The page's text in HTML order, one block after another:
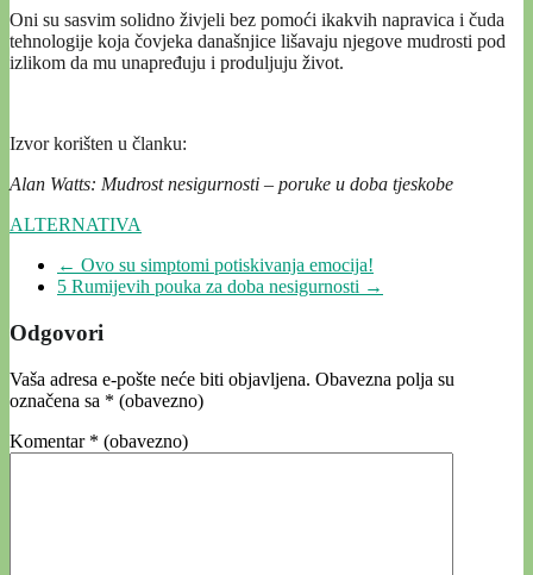
Oni su sasvim solidno živjeli bez pomoći ikakvih napravica i čuda
tehnologije koja čovjeka današnjice lišavaju njegove mudrosti pod
izlikom da mu unapređuju i produljuju život.
Izvor korišten u članku:
Alan Watts: Mudrost nesigurnosti – poruke u doba tjeskobe
ALTERNATIVA
← Ovo su simptomi potiskivanja emocija!
5 Rumijevih pouka za doba nesigurnosti →
Odgovori
Vaša adresa e-pošte neće biti objavljena. Obavezna polja su
označena sa * (obavezno)
Komentar * (obavezno)